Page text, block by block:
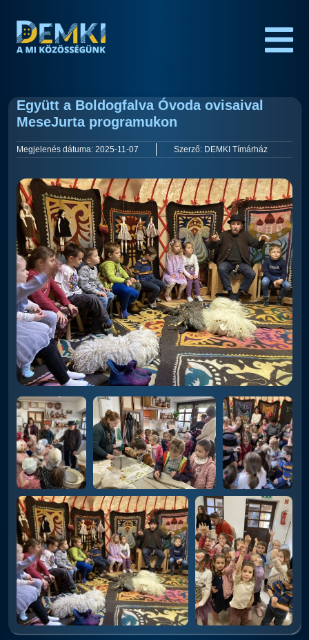
Együtt a Boldogfalva Óvoda ovisaival
MeseJurta programukon
Megjelenés dátuma: 2025-11-07 Szerző: DEMKI Tímárház